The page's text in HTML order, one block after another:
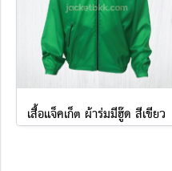
เสื้อแจ็คเก็ต ผ้าร่มมีฮู๊ด สีเขียว